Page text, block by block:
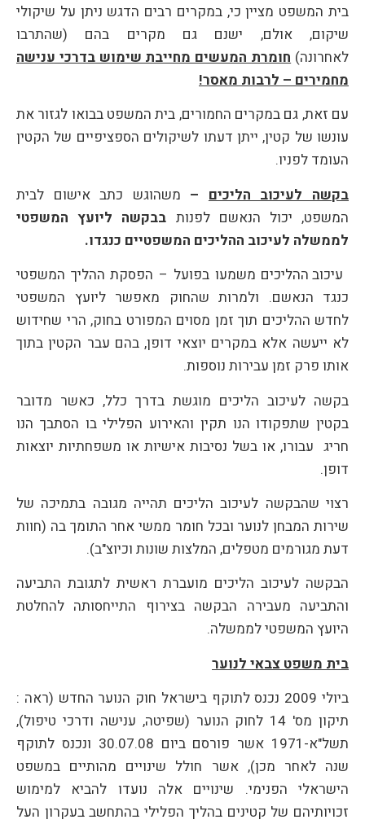
בית המשפט מציין כי, במקרים רבים הדגש ניתן על שיקולי
שיקום, אולם, ישנם גם מקרים בהם (שהתרבו
לאחרונה) חומרת המעשים מחייבת שימוש בדרכי ענישה
מחמירים – לרבות מאסר!
עם זאת, גם במקרים החמורים, בית המשפט בבואו לגזור את
עונשו של קטין, ייתן דעתו לשיקולים הספציפיים של הקטין
העומד לפניו.
בקשה לעיכוב הליכים – משהוגש כתב אישום לבית
המשפט, יכול הנאשם לפנות בבקשה ליועץ המשפטי
לממשלה לעיכוב ההליכים המשפטיים כנגדו.
עיכוב ההליכים משמעו בפועל – הפסקת ההליך המשפטי
כנגד הנאשם. ולמרות שהחוק מאפשר ליועץ המשפטי
לחדש ההליכים תוך זמן מסוים המפורט בחוק, הרי שחידוש
לא ייעשה אלא במקרים יוצאי דופן, בהם עבר הקטין בתוך
אותו פרק זמן עבירות נוספות.
בקשה לעיכוב הליכים מוגשת בדרך כלל, כאשר מדובר
בקטין שתפקודו הנו תקין והאירוע הפלילי בו הסתבך הנו
חריג עבורו, או בשל נסיבות אישיות או משפחתיות יוצאות
דופן.
רצוי שהבקשה לעיכוב הליכים תהייה מגובה בתמיכה של
שירות המבחן לנוער ובכל חומר ממשי אחר התומך בה (חוות
דעת מגורמים מטפלים, המלצות שונות וכיוצ"ב).
הבקשה לעיכוב הליכים מועברת ראשית לתגובת התביעה
והתביעה מעבירה הבקשה בצירוף התייחסותה להחלטת
היועץ המשפטי לממשלה.
בית משפט צבאי לנוער
ביולי 2009 נכנס לתוקף בישראל חוק הנוער החדש (ראה :
תיקון מס' 14 לחוק הנוער (שפיטה, ענישה ודרכי טיפול),
תשל"א-1971 אשר פורסם ביום 30.07.08 ונכנס לתוקף
שנה לאחר מכן), אשר חולל שינויים מהותיים במשפט
הישראלי הפנימי. שינויים אלה נועדו להביא למימוש
זכויותיהם של קטינים בהליך הפלילי בהתחשב בעקרון העל